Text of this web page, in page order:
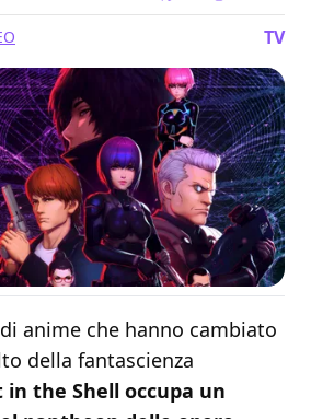
TV
anime che hanno cambiato
della fantascienza
in the Shell occupa un